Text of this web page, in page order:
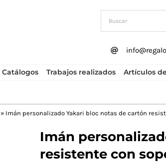
Catálogos Trabajos realizados Artículos
» Imán personalizado Yakari bloc notas de cartón
Imán
resistente con